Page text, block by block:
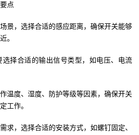
点
景，选择合适的感应距离，确保开关能够
。
择合适的输出信号类型，如电压、电流
温度、湿度、防护等级等因素，确保开关
工作。
求，选择合适的安装方式，如螺钉固定、